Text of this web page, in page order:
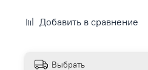
Добавить в сравнение
Выбрать